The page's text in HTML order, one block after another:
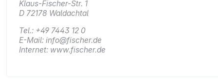
Klaus-Fischer-Str. 1
D 72178 Waldachtal
Tel.: +49 7443 12 0
E-Mail: info@fischer.de
Internet: www.fischer.de